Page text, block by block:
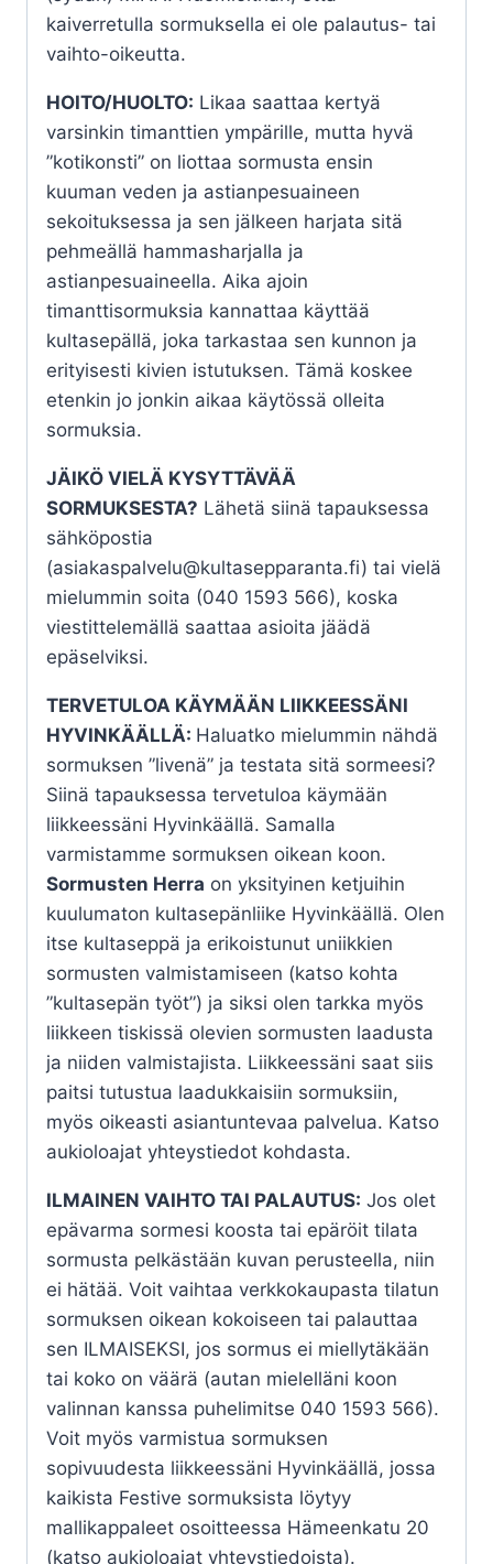
kaiverretulla sormuksella ei ole palautus- tai
vaihto-oikeutta.
HOITO/HUOLTO: Likaa saattaa kertyä
varsinkin timanttien ympärille, mutta hyvä
”kotikonsti” on liottaa sormusta ensin
kuuman veden ja astianpesuaineen
sekoituksessa ja sen jälkeen harjata sitä
pehmeällä hammasharjalla ja
astianpesuaineella. Aika ajoin
timanttisormuksia kannattaa käyttää
kultasepällä, joka tarkastaa sen kunnon ja
erityisesti kivien istutuksen. Tämä koskee
etenkin jo jonkin aikaa käytössä olleita
sormuksia.
JÄIKÖ VIELÄ KYSYTTÄVÄÄ
SORMUKSESTA? Lähetä siinä tapauksessa
sähköpostia
(asiakaspalvelu@kultasepparanta.fi) tai vielä
mielummin soita (040 1593 566), koska
viestittelemällä saattaa asioita jäädä
epäselviksi.
TERVETULOA KÄYMÄÄN LIIKKEESSÄNI
HYVINKÄÄLLÄ: Haluatko mielummin nähdä
sormuksen ”livenä” ja testata sitä sormeesi?
Siinä tapauksessa tervetuloa käymään
liikkeessäni Hyvinkäällä. Samalla
varmistamme sormuksen oikean koon.
Sormusten Herra on yksityinen ketjuihin
kuulumaton kultasepänliike Hyvinkäällä. Olen
itse kultaseppä ja erikoistunut uniikkien
sormusten valmistamiseen (katso kohta
”kultasepän työt”) ja siksi olen tarkka myös
liikkeen tiskissä olevien sormusten laadusta
ja niiden valmistajista. Liikkeessäni saat siis
paitsi tutustua laadukkaisiin sormuksiin,
myös oikeasti asiantuntevaa palvelua. Katso
aukioloajat yhteystiedot kohdasta.
ILMAINEN VAIHTO TAI PALAUTUS: Jos olet
epävarma sormesi koosta tai epäröit tilata
sormusta pelkästään kuvan perusteella, niin
ei hätää. Voit vaihtaa verkkokaupasta tilatun
sormuksen oikean kokoiseen tai palauttaa
sen ILMAISEKSI, jos sormus ei miellytäkään
tai koko on väärä (autan mielelläni koon
valinnan kanssa puhelimitse 040 1593 566).
Voit myös varmistua sormuksen
sopivuudesta liikkeessäni Hyvinkäällä, jossa
kaikista Festive sormuksista löytyy
mallikappaleet osoitteessa Hämeenkatu 20
(katso aukioloajat yhteystiedoista).